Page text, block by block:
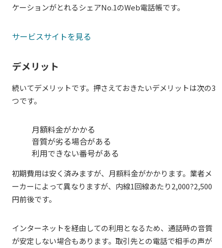
ケーションがとれるシェアNo.1のWeb電話帳です。
サービスサイトを見る
デメリット
続いてデメリットです。押さえておきたいデメリットは次の3
つです。
月額料金がかかる
音質が劣る場合がある
利用できない番号がある
初期費用は安く済みますが、月額料金がかかります。業者メ
ーカーによって異なりますが、内線1回線あたり2,000?2,500
円前後です。
インターネットを経由しての利用となるため、通話時の音質
が安定しない場合もあります。取引先との電話で相手の声が